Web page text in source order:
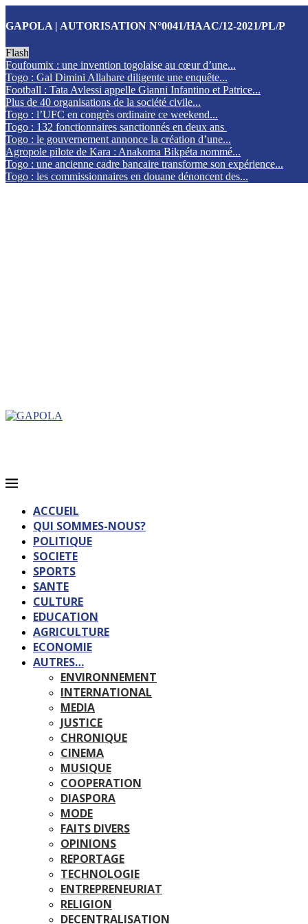
GAPOLA | AUTORISATION N°0041/HAAC/12-2021/PL/P
Flash
Foufoumix : une invention togolaise au cœur d’une...
Togo : Gal Dimini Allahare diligente une enquête...
Football : Tata Avlessi appelle Gianni Infantino et Patrice...
Plus de 40 organisations de la société civile...
Togo : l’UFC en congrès ordinaire ce weekend...
Togo : 132 fonctionnaires sanctionnés en deux ans
Togo : le gouvernement annonce la création d’une...
Agropole pilote de Kara : Anakoma Bikpéta nommé...
Togo : une ancienne cadre bancaire transforme son expérience...
Togo : les commissionnaires en douane dénoncent des...
ACCUEIL
QUI SOMMES-NOUS?
POLITIQUE
SOCIETE
SPORTS
SANTE
CULTURE
EDUCATION
AGRICULTURE
ECONOMIE
AUTRES…
ENVIRONNEMENT
INTERNATIONAL
MEDIA
JUSTICE
CHRONIQUE
CINEMA
MUSIQUE
COOPERATION
DIASPORA
MODE
FAITS DIVERS
OPINIONS
REPORTAGE
TECHNOLOGIE
ENTREPRENEURIAT
RELIGION
DECENTRALISATION